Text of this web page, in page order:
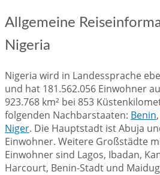
Allgemeine
Nigeria
Nigeria wird in Landessprache
und hat 181.562.056 Einwohner
923.768 km² bei 853
folgenden Nachbarstaaten: Benin,
Niger. Die Hauptstadt ist Abuja
Einwohner. Weitere Großstädte
Einwohner sind Lagos, Ibadan,
Harcourt, Benin-Stadt und